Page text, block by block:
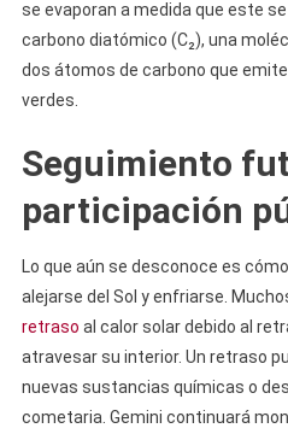
se evaporan a medida que este
carbono diatómico (C₂), una
dos átomos de carbono que
verdes.
Seguimiento
participación
Lo que aún se desconoce es
alejarse del Sol y enfriarse.
retraso al calor solar debido al
atravesar su interior. Un retraso
nuevas sustancias químicas o
cometaria. Gemini continuará